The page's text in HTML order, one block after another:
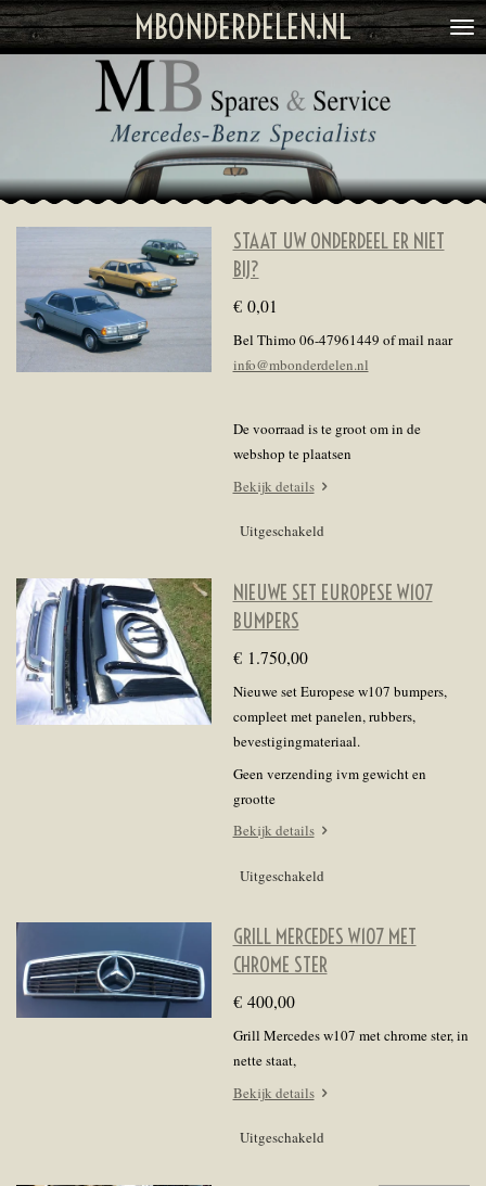
Ga
direct
MBONDERDELEN.NL
STAAT UW ONDERDEEL ER NIET
BIJ?
€ 0,01
Bel Thimo 06-47961449 of mail naar
info@mbonderdelen.nl
De voorraad is te groot om in de
webshop te plaatsen
Bekijk details
Uitgeschakeld
NIEUWE SET EUROPESE W107
BUMPERS
€ 1.750,00
Nieuwe set Europese w107 bumpers,
compleet met panelen, rubbers,
bevestigingmateriaal.
Geen verzending ivm gewicht en
grootte
Bekijk details
Uitgeschakeld
GRILL MERCEDES W107 MET
CHROME STER
€ 400,00
Grill Mercedes w107 met chrome ster, in
nette staat,
Bekijk details
Uitgeschakeld